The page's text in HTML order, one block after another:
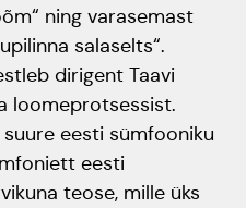
2022
jääma"
ning varasemast
salaselts“.
dirigent Taavi
loomeprotsessist.
eesti sümfooniku
eesti
teose, mille üks